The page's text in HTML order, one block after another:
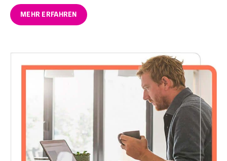
MEHR ERFAHREN